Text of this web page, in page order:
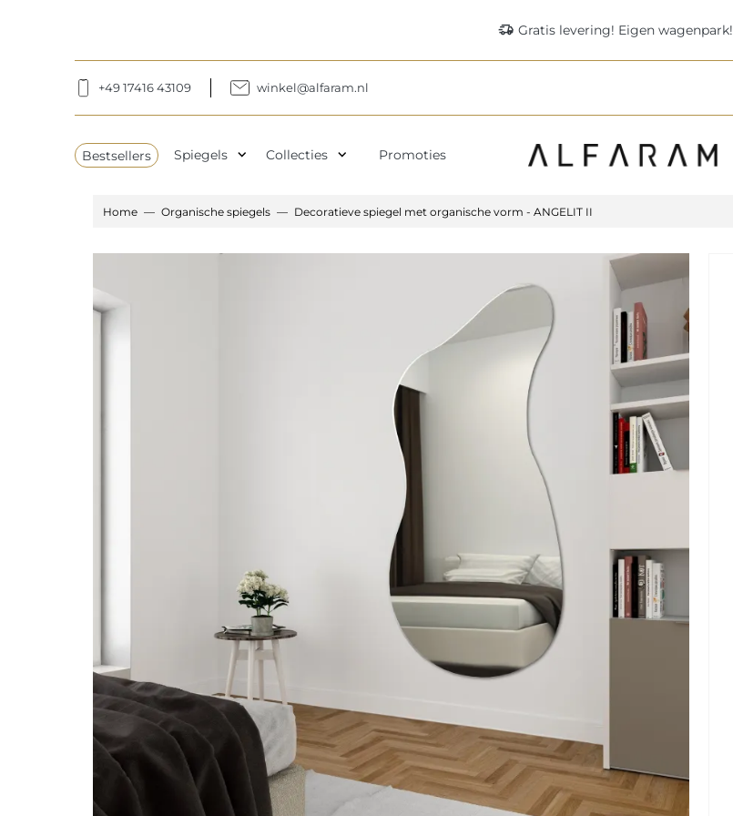
delivery_truck_speed Gratis levering! Eigen wagenpark!
+49 17416 43109 winkel@alfaram.nl
Bestsellers Spiegels expand_more Collecties expand_more Promoties
Home Organische spiegels Decoratieve spiegel met organische vorm - ANGELIT II